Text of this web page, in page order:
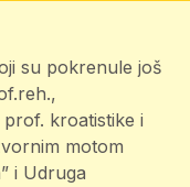
su pokrenule još
kroatistike i
motom
i Udruga